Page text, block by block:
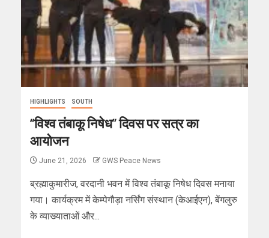
HIGHLIGHTS SOUTH
“विश्व तंबाकू निषेध” दिवस पर सत्र का
आयोजन
June 21, 2026 GWS Peace News
ब्रह्माकुमारीज, वरदानी भवन में विश्व तंबाकू निषेध दिवस मनाया
गया। कार्यक्रम में केम्पेगौड़ा नर्सिंग संस्थान (केआईएन), बेंगलुरु
के व्याख्याताओं और...